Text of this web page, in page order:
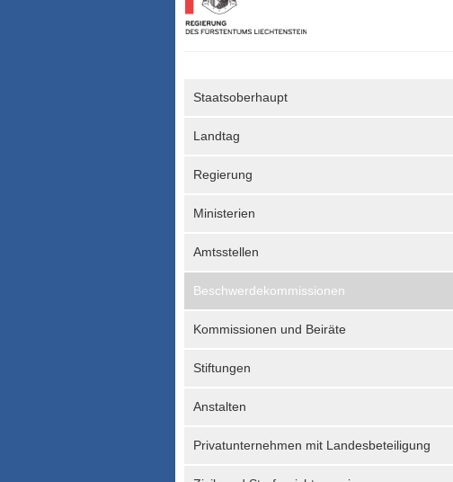
Staatsoberhaupt
Landtag
Regierung
Ministerien
Amtsstellen
Beschwerdekommissionen
Kommissionen und Beiräte
Stiftungen
Anstalten
Privatunternehmen mit Landesbeteiligung